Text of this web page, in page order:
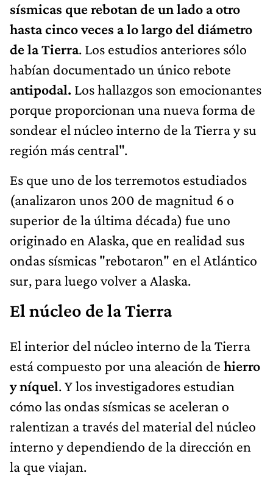
sísmicas que rebotan de un lado a otro
hasta cinco veces a lo largo del diámetro
de la Tierra. Los estudios anteriores sólo
habían documentado un único rebote
antipodal. Los hallazgos son emocionantes
porque proporcionan una nueva forma de
sondear el núcleo interno de la Tierra y su
región más central".
Es que uno de los terremotos estudiados
(analizaron unos 200 de magnitud 6 o
superior de la última década) fue uno
originado en Alaska, que en realidad sus
ondas sísmicas "rebotaron" en el Atlántico
sur, para luego volver a Alaska.
El núcleo de la Tierra
El interior del núcleo interno de la Tierra
está compuesto por una aleación de hierro
y níquel. Y los investigadores estudian
cómo las ondas sísmicas se aceleran o
ralentizan a través del material del núcleo
interno y dependiendo de la dirección en
la que viajan.